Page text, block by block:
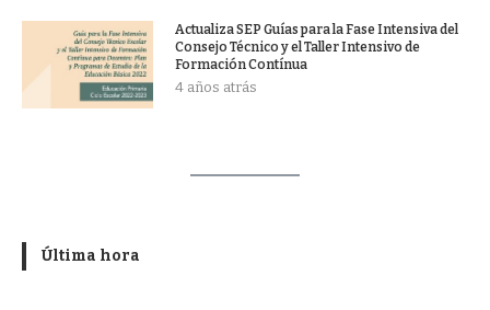
Actualiza SEP Guías para la Fase Intensiva del
Consejo Técnico y el Taller Intensivo de
Formación Contínua
4 años atrás
Última hora